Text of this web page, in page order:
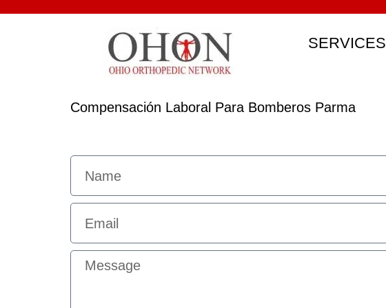
SERVICES
Compensación Laboral Para Bomberos Parma